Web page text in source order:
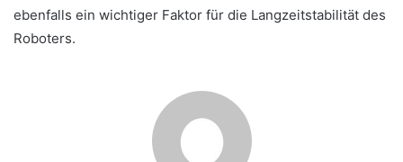
ebenfalls ein wichtiger Faktor für die Langzeitstabilität des
Roboters.